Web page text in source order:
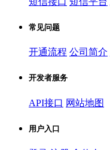
常见问题
开通流程 公司简介
开发者服务
API接口 网站地图
用户入口